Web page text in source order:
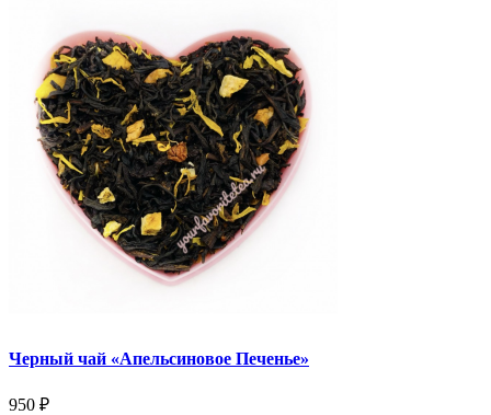
Черный чай «Апельсиновое Печенье»
950 ₽